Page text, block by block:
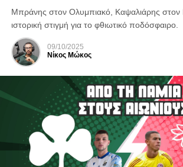
Μπράνης στον Ολυμπιακό, Καψαλιάρης στον
ιστορική στιγμή για το φθιωτικό ποδόσφαιρο.
09/10/2025
Νίκος Μώκος